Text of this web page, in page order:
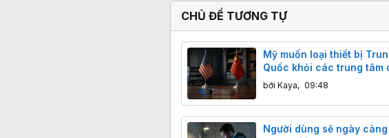
CHỦ ĐỀ TƯƠNG TỰ
Mỹ muốn loại thiết bị
Quốc khỏi các trung tâm
liệu AI
bởi Kaya, 09:48
Người dùng sẽ ngày